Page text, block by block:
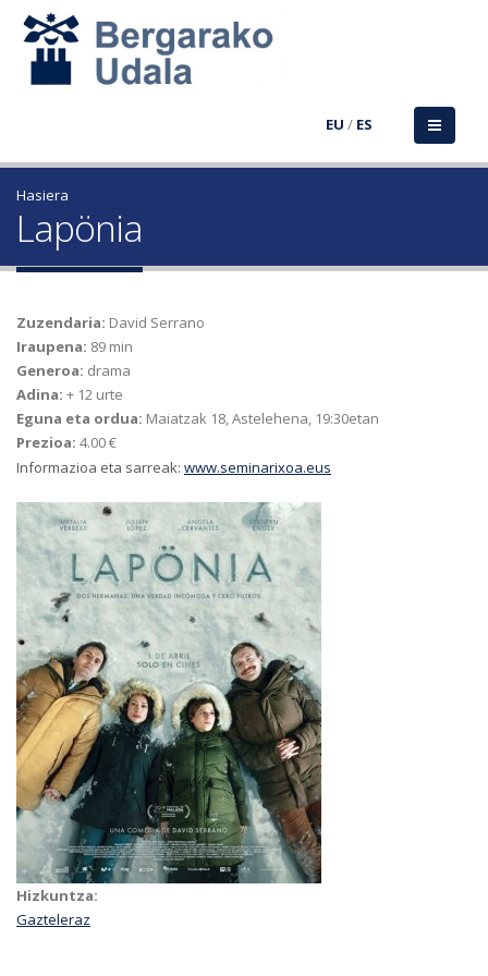
EU / ES
Hasiera
Lapönia
Zuzendaria: David Serrano
Iraupena: 89 min
Generoa: drama
Adina: + 12 urte
Eguna eta ordua: Maiatzak 18, Astelehena, 19:30etan
Prezioa: 4.00 €
Informazioa eta sarreak: www.seminarixoa.eus
Hizkuntza:
Gazteleraz